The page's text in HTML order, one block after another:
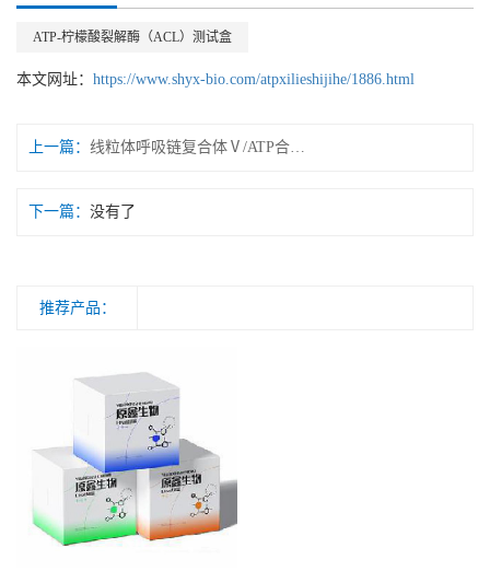
ATP-柠檬酸裂解酶（ACL）测试盒
本文网址： https://www.shyx-bio.com/atpxilieshijihe/1886.html
上一篇：
下一篇： 没有了
推荐产品：